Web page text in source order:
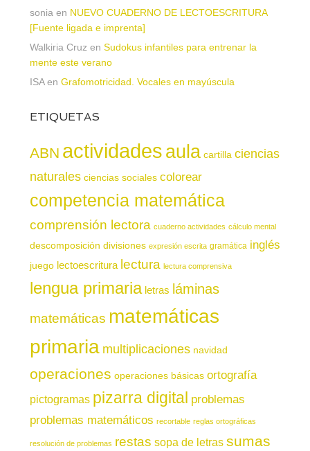
soniaen NUEVO CUADERNO DE LECTOESCRITURA
[Fuente ligada e imprenta]
Walkiria Cruzen Sudokus infantiles para entrenar la
mente este verano
ISAen Grafomotricidad. Vocales en mayúscula
ETIQUETAS
ABN actividadesaula cartilla ciencias
naturales ciencias sociales colorear
competencia matemática
comprensión lectora cuaderno actividades cálculo mental
descomposición divisiones expresión escrita gramática inglés
juego lectoescritura lectura lectura comprensiva
lengua primaria letras láminas
matemáticas matemáticas
primaria multiplicaciones navidad
operaciones operaciones básicas ortografía
pictogramas pizarra digital problemas
problemas matemáticos recortable reglas ortográficas
resolución de problemas restas sopa de letras sumas